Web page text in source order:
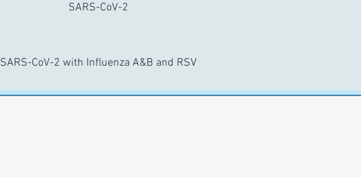
SARS-CoV-2
SARS-CoV-2 with Influenza A&B and RSV